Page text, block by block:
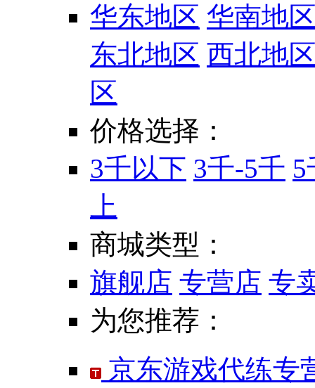
华东地区 华南地
东北地区 西北地
区
价格选择：
3千以下 3千-5千 5
上
商城类型：
旗舰店 专营店 专
为您推荐：
京东游戏代练专